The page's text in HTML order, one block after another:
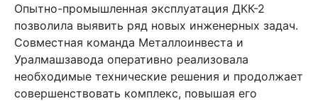
Опытно-промышленная эксплуатация ДКК-2
позволила выявить ряд новых инженерных задач.
Совместная команда Металлоинвеста и
Уралмашзавода оперативно реализовала
необходимые технические решения и продолжает
совершенствовать комплекс, повышая его